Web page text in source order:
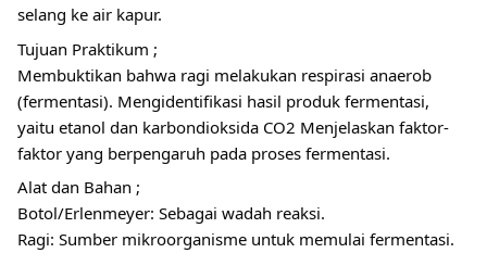
selang ke air kapur.
Tujuan Praktikum ;
Membuktikan bahwa ragi melakukan respirasi anaerob
(fermentasi). Mengidentifikasi hasil produk fermentasi,
yaitu etanol dan karbondioksida CO2 Menjelaskan faktor-
faktor yang berpengaruh pada proses fermentasi.
Alat dan Bahan ;
Botol/Erlenmeyer: Sebagai wadah reaksi.
Ragi: Sumber mikroorganisme untuk memulai fermentasi.